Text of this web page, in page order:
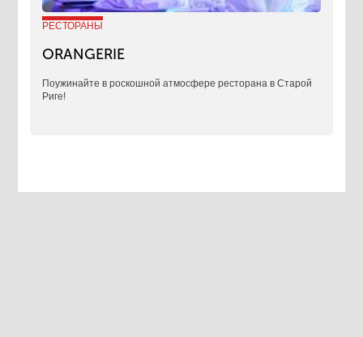
РЕСТОРАНЫ
ORANGERIE
Поужинайте в роскошной атмосфере ресторана в Старой
Риге!